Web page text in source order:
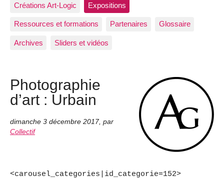
Créations Art-Logic Expositions
Ressources et formations Partenaires Glossaire
Archives Sliders et vidéos
Photographie
d’art : Urbain
dimanche 3 décembre 2017, par
Collectif
<carousel_categories|id_categorie=152>